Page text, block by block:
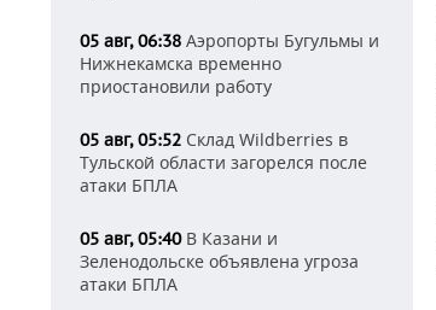
05 авг, 06:38 Аэропорты Бугульмы и
Нижнекамска временно
приостановили работу
05 авг, 05:52 Склад Wildberries в
Тульской области загорелся после
атаки БПЛА
05 авг, 05:40В Казани и
Зеленодольске объявлена угроза
атаки БПЛА